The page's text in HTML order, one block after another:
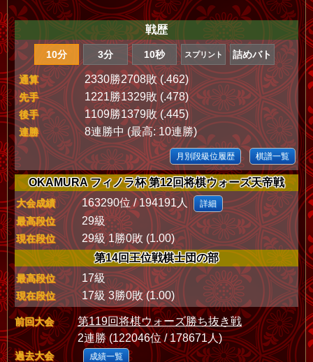
戦歴
10分 3分 10秒 スプリント 詰めバト
通算 2330勝2708敗 (.462)
先手 1221勝1329敗 (.478)
後手 1109勝1379敗 (.445)
連勝 8連勝中 (最高: 10連勝)
月別段級位履歴 棋譜一覧
OKAMURA フィノラ杯 第12回将棋ウォーズ天帝戦
大会成績 163290位 / 194191人 詳細
最高段位 29級
現在段位
29級 1勝0敗 (1.00)
第14回王位戦棋士団の部
最高段位 17級
現在段位 17級 3勝0敗 (1.00)
前回大会
第119回将棋ウォーズ勝ち抜き戦
2連勝 (122046位 / 178671人)
過去大会 成績一覧